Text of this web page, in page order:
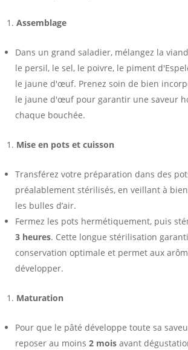
Assemblage
Dans un grand saladier, mélangez la
le persil, le sel, le poivre, le piment
le jaune d'œuf. Prenez soin de bien
le jaune d'œuf pour garantir une saveur
chaque bouchée.
Mise en pots et cuisson
Transférez votre préparation dans des
préalablement stérilisés, en veillant à
les bulles d’air.
Fermez les pots hermétiquement, puis
3 heures. Cette longue stérilisation
conservation optimale et permet aux
développer.
Maturation
Pour que le pâté développe toute sa
reposer au moins2 mois avant